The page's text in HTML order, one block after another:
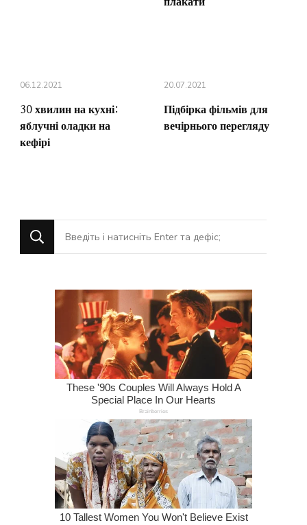
06.12.2021
30 хвилин на кухні:
яблучні оладки на
кефірі
20.07.2021
Підбірка фільмів для
вечірнього перегляду
Шукаєте
щось?